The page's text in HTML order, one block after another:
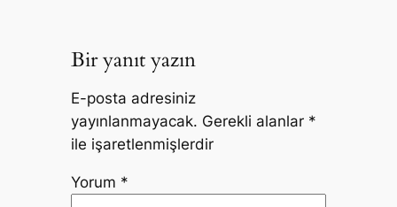
Bir yanıt yazın
E-posta adresiniz
yayınlanmayacak. Gerekli alanlar *
ile işaretlenmişlerdir
Yorum *